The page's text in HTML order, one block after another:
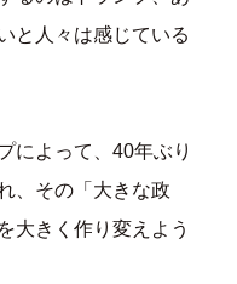
と人々は感じている
によって、40年ぶり
、その「大きな政
大きく作り変えよう